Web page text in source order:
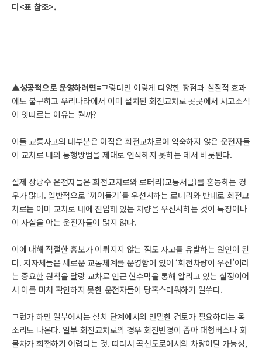
다<표 참조>.
▲성공적으로 운영하려면=그렇다면 이렇게 다양한 장점과 실질적 효과
에도 불구하고 우리나라에서 이미 설치된 회전교차로 곳곳에서 사고소식
이 잇따르는 이유는 뭘까?
이들 교통사고의 대부분은 아직은 회전교차로에 익숙하지 않은 운전자들
이 교차로 내의 통행방법을 제대로 인식하지 못하는 데서 비롯된다.
실제 상당수 운전자들은 회전교차로와 로터리(교통서클)를 혼동하는 경
우가 많다. 일반적으로 ‘끼어들기’를 우선시하는 로터리와 반대로 회전교
차로는 이미 교차로 내에 진입해 있는 차량을 우선시하는 것이 특징이나
이 사실을 아는 운전자들이 많지 않다.
이에 대해 적절한 홍보가 이뤄지지 않는 점도 사고를 유발하는 원인이 된
다. 지자체들은 새로운 교통체계를 운영함에 있어 ‘회전차량이 우선’이라
는 중요한 원칙을 달랑 교차로 인근 현수막을 통해 알리고 있는 실정이어
서 이를 미처 확인하지 못한 운전자들이 당혹스러워하기 일쑤다.
그런가 하면 일부에서는 설치 단계에서의 면밀한 검토가 필요하다는 목
소리도 나온다. 일부 회전교차로의 경우 회전반경이 좁아 대형버스나 화
물차가 회전하기 어렵다는 것. 따라서 곡선도로에서의 차량이탈 가능성,